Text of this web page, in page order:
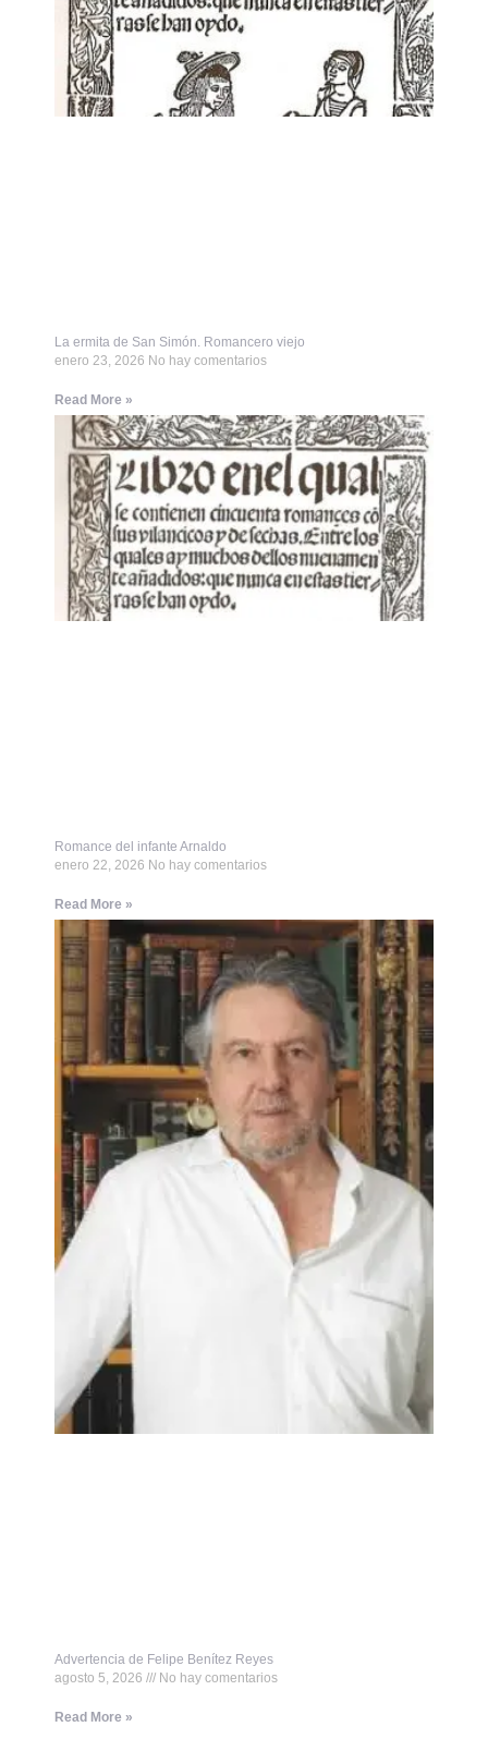
La ermita de San Simón. Romancero viejo
enero 23, 2026 No hay comentarios
Read More »
Romance del infante Arnaldo
enero 22, 2026 No hay comentarios
Read More »
Advertencia de Felipe Benítez Reyes
agosto 5, 2026
No hay comentarios
Read More »